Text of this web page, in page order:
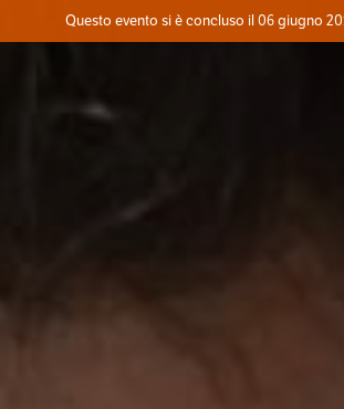
Dove
Questo evento si è concluso il 06 giugno